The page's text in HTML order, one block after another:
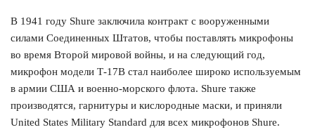
В 1941 году Shure заключила контракт с вооруженными
силами Соединенных Штатов, чтобы поставлять микрофоны
во время Второй мировой войны, и на следующий год,
микрофон модели Т-17B стал наиболее широко используемым
в армии США и военно-морского флота. Shure также
производятся, гарнитуры и кислородные маски, и приняли
United States Military Standard для всех микрофонов Shure.